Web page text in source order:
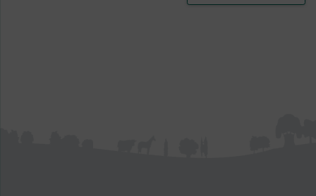
conductor o conductor ocasional.